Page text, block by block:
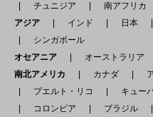
チュニジア
南アフリカ
アジア
インド 日本
シンガポール
オセアニア
オーストラリア
南北アメリカ
カナダ
プエルト・リコ
キュー
コロンビア
ブラジル